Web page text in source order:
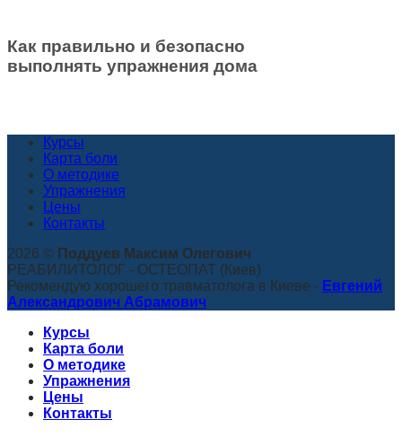
Как правильно и безопасно
выполнять упражнения дома
Курсы
Карта боли
О методике
Упражнения
Цены
Контакты
2026 © Поддуев Максим Олегович
РЕАБИЛИТОЛОГ - ОСТЕОПАТ (Киев)
Рекомендую хорошего травматолога в Киеве - Евгений
Александрович Абрамович
Курсы
Карта боли
О методике
Упражнения
Цены
Контакты